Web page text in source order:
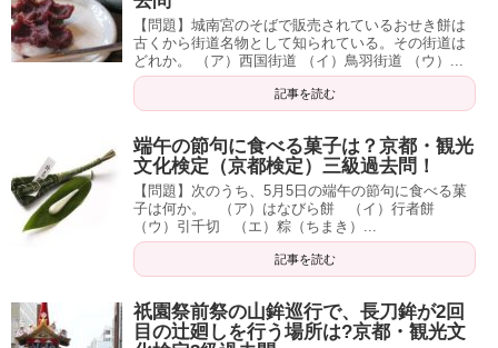
【問題】城南宮のそばで販売されているおせき餅は
古くから街道名物として知られている。その街道は
どれか。 （ア）西国街道 （イ）鳥羽街道 （ウ）...
記事を読む
端午の節句に食べる菓子は？京都・観光
文化検定（京都検定）三級過去問！
【問題】次のうち、5月5日の端午の節句に食べる菓
子は何か。 （ア）はなびら餅 （イ）行者餅
（ウ）引千切 （エ）粽（ちまき）...
記事を読む
祇園祭前祭の山鉾巡行で、長刀鉾が2回
目の辻廻しを行う場所は?京都・観光文